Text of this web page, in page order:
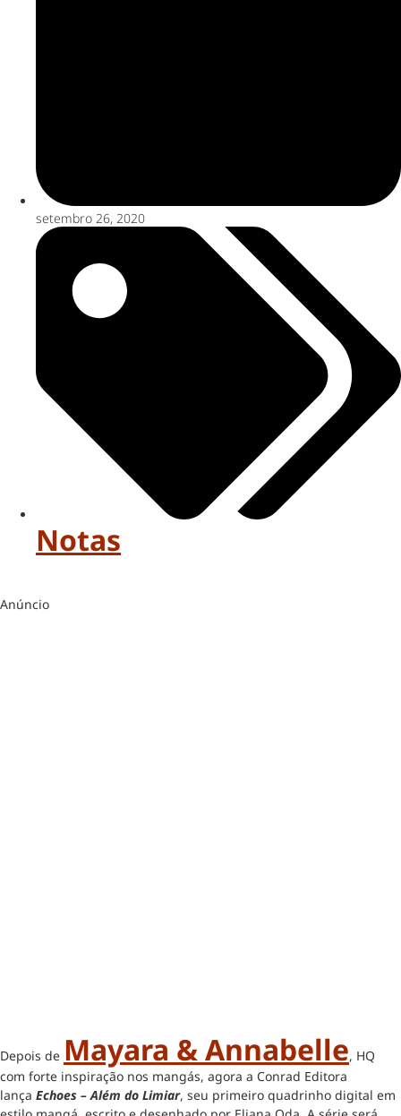
setembro 26, 2020
Notas
Anúncio
Depois de Mayara & Annabelle, HQ
com forte inspiração nos mangás, agora a Conrad Editora
lança Echoes – Além do Limiar, seu primeiro quadrinho digital em